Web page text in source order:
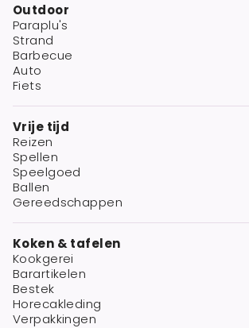
Outdoor
Paraplu's
Strand
Barbecue
Auto
Fiets
Vrije tijd
Reizen
Spellen
Speelgoed
Ballen
Gereedschappen
Koken & tafelen
Kookgerei
Barartikelen
Bestek
Horecakleding
Verpakkingen